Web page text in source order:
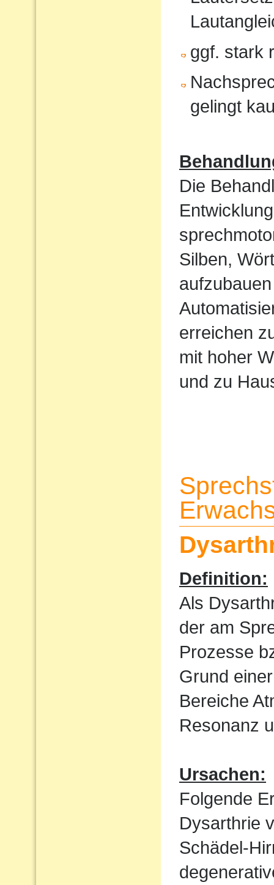
ggf. stark
gelingt
Die
Silben,
erreichen
mit hoher
und zu
Definition:
Als
der am
Prozesse
Grund
Bereiche
Resonanz
Ursachen:
Folgende
Dysarthrie
Schädel-